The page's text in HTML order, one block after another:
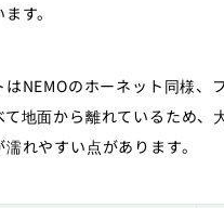
す。
NEMOのホーネット同様、
て地面から離れているため、
れやすい点があります。